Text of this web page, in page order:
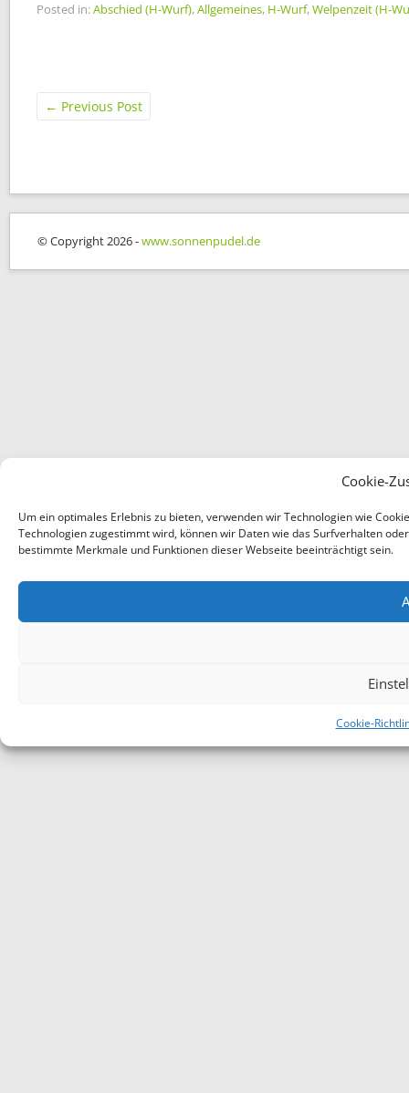
Cookie-
Um ein optimales Erlebnis zu bieten, verwenden wir Technologien wie
Technologien zugestimmt wird, können wir Daten wie das Surfverhalten
bestimmte Merkmale und Funktionen dieser Webseite beeinträchtigt sein.
Cookie-
Posted in:Abschied (H-Wurf),Allgemeines, H-Wurf,Welpenzeit (H-
← Previous Post
© Copyright 2026 -www.sonnenpudel.de